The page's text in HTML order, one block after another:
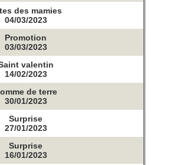
des mamies
04/03/2023
Promotion
03/03/2023
valentin
14/02/2023
de terre
30/01/2023
Surprise
27/01/2023
Surprise
16/01/2023